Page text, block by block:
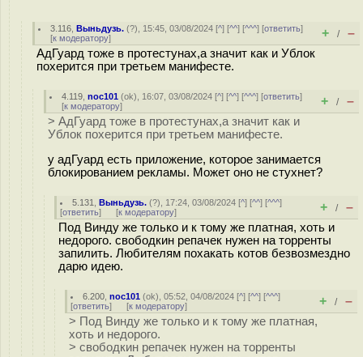
3.116 ,Выньдузь. (?), 15:45, 03/08/2024 [^] [^^] [^^^] [ответить]
[к модератору] + / –
АдГуард тоже в протестунах,а значит как и Ублок
похерится при третьем манифесте.
4.119 ,noc101 (ok), 16:07, 03/08/2024 [^] [^^] [^^^] [ответить]
[к модератору] + / –
> АдГуард тоже в протестунах,а значит как и
Ублок похерится при третьем манифесте.
у адГуард есть приложение, которое занимается
блокированием рекламы. Может оно не стухнет?
5.131 ,Выньдузь. (?), 17:24, 03/08/2024 [^] [^^] [^^^]
[ответить] [к модератору] + / –
Под Винду же только и к тому же платная, хоть и
недорого. свободкин репачек нужен на торренты
запилить. Любителям похакать котов безвозмездно
дарю идею.
6.200 ,noc101 (ok), 05:52, 04/08/2024 [^] [^^] [^^^]
[ответить] [к модератору] + / –
> Под Винду же только и к тому же платная,
хоть и недорого.
> свободкин репачек нужен на торренты